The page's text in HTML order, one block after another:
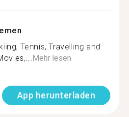
Tennis, Travelling and
Mehr lesen
App herunterladen